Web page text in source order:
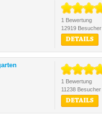
1 Bewertung
12919 Besucher
DETAILS
1 Bewertung
11238 Besucher
DETAILS